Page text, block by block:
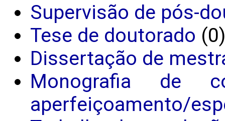
Supervisão de pós-
Tese de doutorado (0)
Dissertação de
Monografia de
aperfeiçoamento/